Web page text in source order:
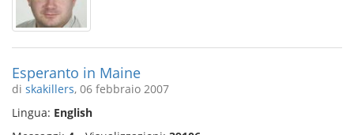
Esperanto in Maine
di skakillers, 06 febbraio 2007
Lingua: English